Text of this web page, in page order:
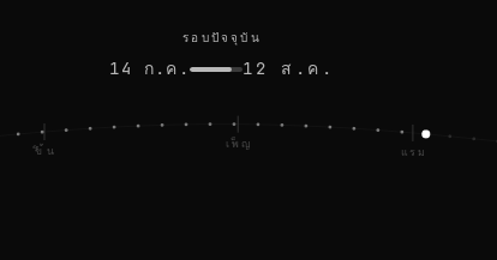
รอบปัจจุบัน
14 ก.ค. 12 ส.ค.
ขึ้น เพ็ญ
แรม